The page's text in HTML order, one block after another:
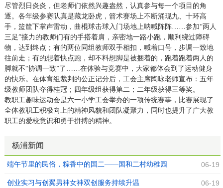
尽管烈日炎炎，但老师们依然兴趣盎然，认真参与每一个项目的角
逐。各年级参赛队真是藏龙卧虎，箭术赛场上不断涌现九、十环高
手，篮筐下掌声雷动，曲棍球击球入门场地上呐喊阵阵……参加“两人
三足”接力的教师们有的手搭着肩，亲密地一路小跑，顺利绕过障碍
物，达到终点；有的两位同组教师双手相扣，喊着口号，步调一致地
往前走；有的想着快点跑，却不料想脚是被捆着的，跑着跑着两人的
脚就不“协调一致”了……在体验与竞赛中，大家都体会到了运动健身
的快乐。在体育组裁判的公正记分后，工会主席陶咏老师宣布：五年
级教师团队夺得桂冠；四年级组获得第二；二年级获得三等奖。
教职工趣味运动会是六一小学工会举办的一项传统赛事，比赛展现了
全体教职工积极向上的精神风貌和团队凝聚力，同时也提升了广大教
职工的爱校意识和勇于拼搏的精神。
杨浦新闻
端午节里的民俗，粽香中的国二——国和二村幼稚园
开展端午节活动
06-19
创业实习与创翼男神女神双创服务持续升温 06-19